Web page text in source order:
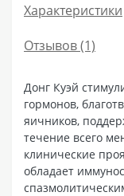
Характеристики
Отзывов (1)
Донг Куэй
гормонов,
яичников,
течение всего
клинические
обладает